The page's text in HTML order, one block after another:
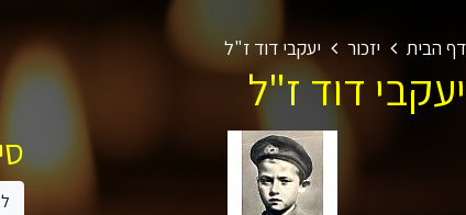
דף הבית יזכור יעקבי דוד ז"ל
יעקבי דוד ז"ל